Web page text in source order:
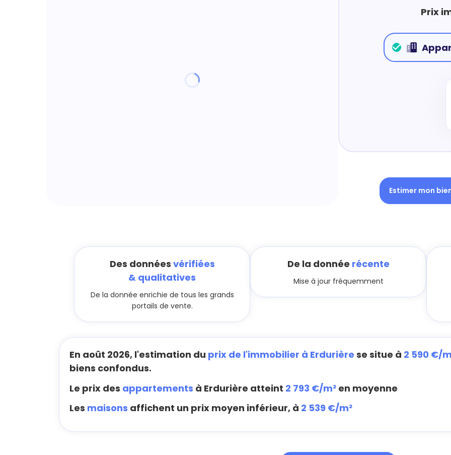
Prix
Estimer mon
Des données vérifiées
& qualitatives
De la donnée enrichie de tous les grands
portails de vente.
De la donnée récente
Mise à jour fréquemment
En août 2026, l'estimation du prix de l'immobilier à Erdurière se situe à 2 590 €/
biens confondus.
Le prix des appartements à Erdurière atteint 2 793 €/m² en moyenne
Les maisons affichent un prix moyen inférieur, à 2 539 €/m²